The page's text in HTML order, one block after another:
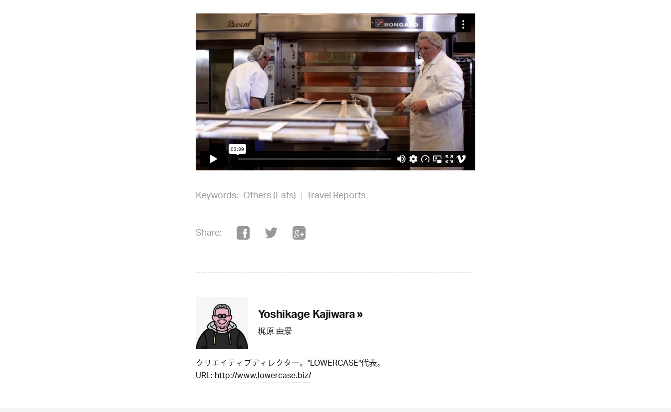
Keywords: Others (Eats) Travel Reports
Share:
Yoshikage Kajiwara »
梶原 由景
クリエイティブディレクター。"LOWERCASE"代表。
URL:http://www.lowercase.biz/